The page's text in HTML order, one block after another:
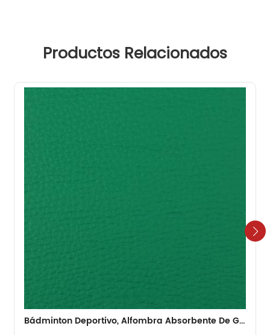
Productos Relacionados
Bádminton Deportivo, Alfombra Absorbente De Golpes Para Suelo De PVC, 4,5mm, Viejo, Barato